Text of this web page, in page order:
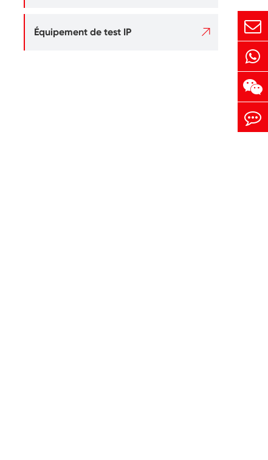
Équipement de test IP 